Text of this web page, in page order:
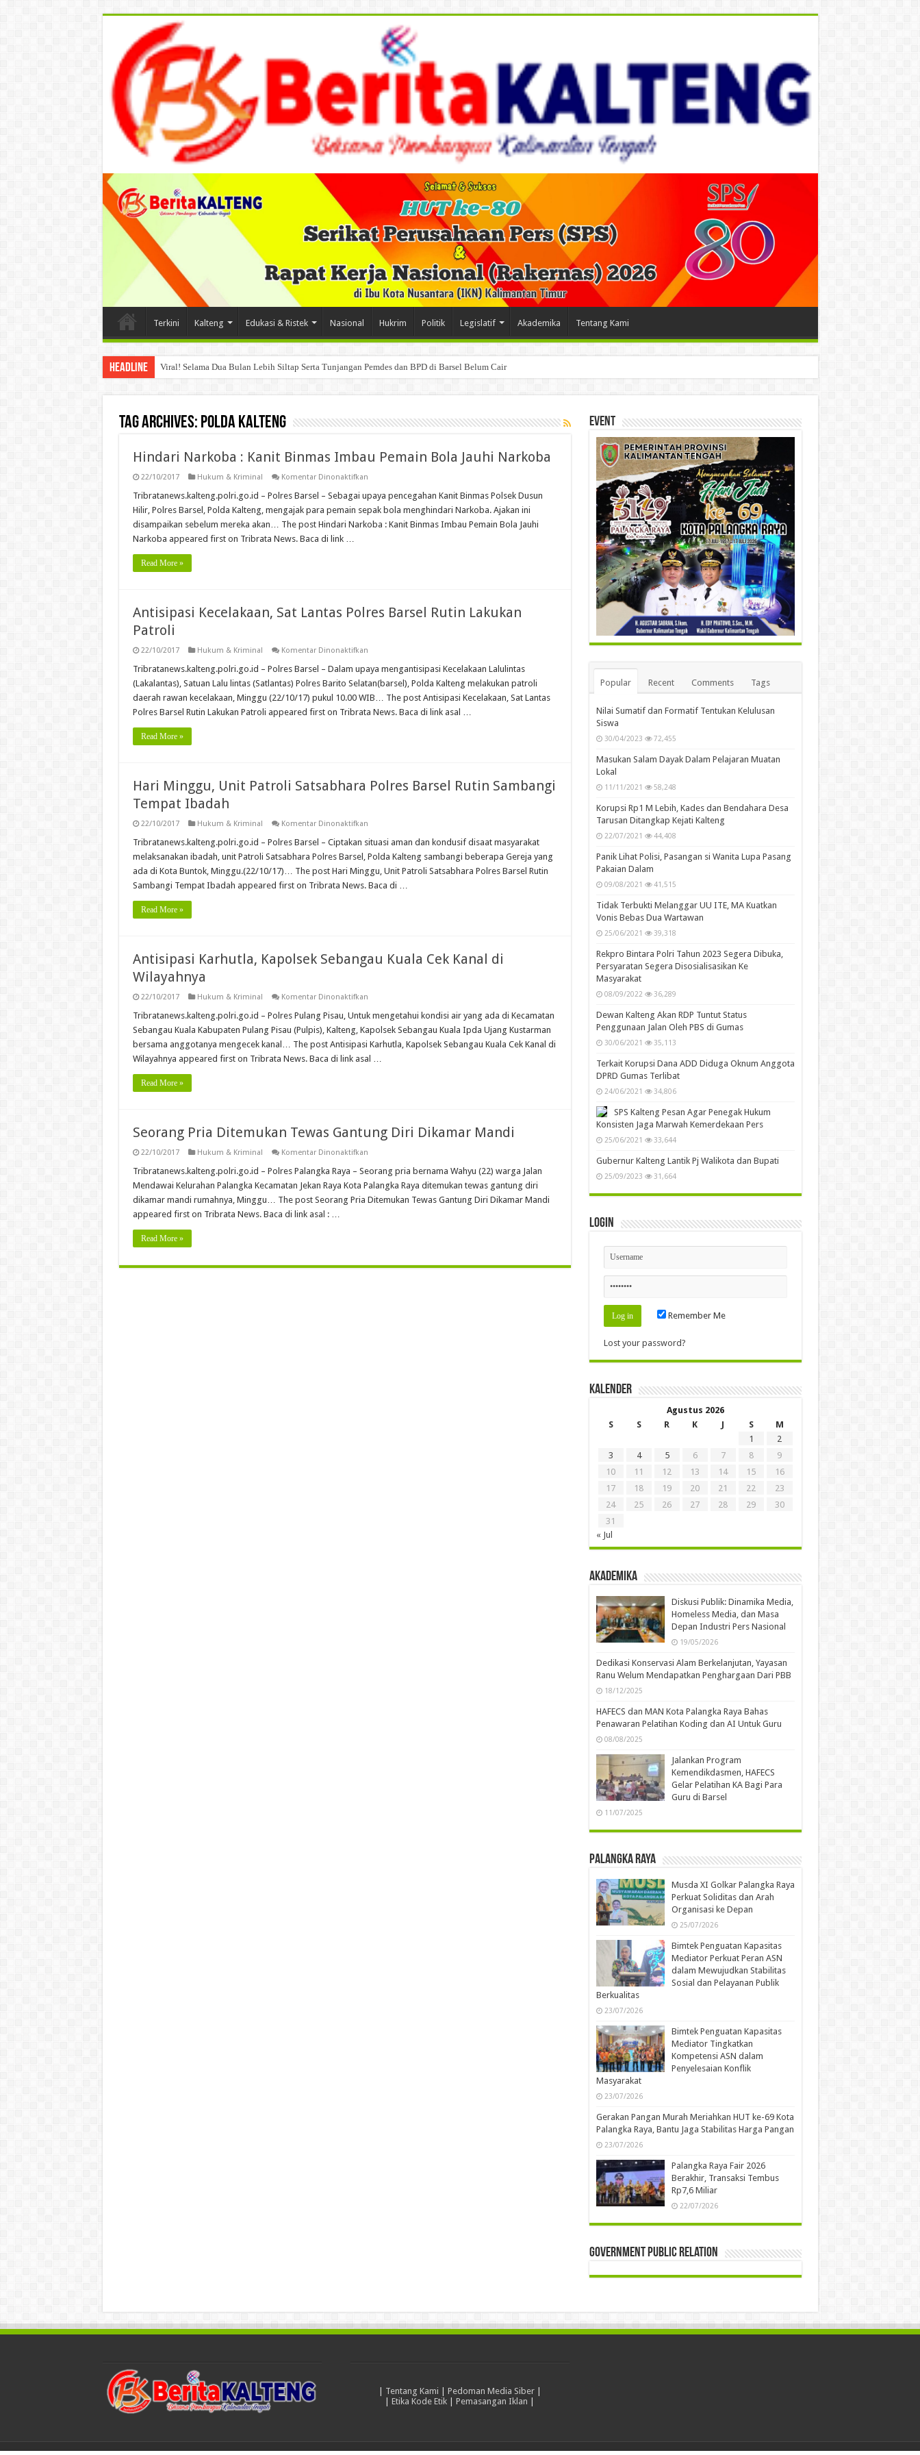
Terkini Kalteng Edukasi & Ristek Nasional Hukrim Politik Legislatif Akademika Tentang Kami
Headline Viral! Selama Dua Bulan Lebih Siltap Serta Tunjangan Pemdes dan BPD di Barsel Belum Cair
Tag Archives: Polda Kalteng
Hindari Narkoba : Kanit Binmas Imbau Pemain Bola Jauhi Narkoba
22/10/2017 Hukum & Kriminal Komentar Dinonaktifkanpada
Narkoba
:
Kanit
Binmas
Imbau
Tribratanews.kalteng.polri.go.id – Polres Barsel – Sebagai upaya pencegahan Kanit Binmas Polsek Dusun
Hilir, Polres Barsel, Polda Kalteng, mengajak para pemain sepak bola menghindari Narkoba. Ajakan ini
disampaikan sebelum mereka akan… The post Hindari Narkoba : Kanit Binmas Imbau Pemain Bola Jauhi
Narkoba appeared first on Tribrata News. Baca di link …
Read More »
Antisipasi Kecelakaan, Sat Lantas Polres Barsel Rutin Lakukan
Patroli
22/10/2017 Hukum & Kriminal Komentar Dinonaktifkanpada
Kecelakaan,
Sat
Lantas
Polres
Barsel
Rutin
Tribratanews.kalteng.polri.go.id – Polres Barsel – Dalam upaya mengantisipasi Kecelakaan Lalulintas
(Lakalantas), Satuan Lalu lintas (Satlantas) Polres Barito Selatan(barsel), Polda Kalteng melakukan patroli
daerah rawan kecelakaan, Minggu (22/10/17) pukul 10.00 WIB… The post Antisipasi Kecelakaan, Sat Lantas
Polres Barsel Rutin Lakukan Patroli appeared first on Tribrata News. Baca di link asal …
Read More »
Hari Minggu, Unit Patroli Satsabhara Polres Barsel Rutin Sambangi
Tempat Ibadah
22/10/2017 Hukum & Kriminal Komentar Dinonaktifkanpada
Minggu,
Patroli
Satsabhara
Polres
Barsel
Tribratanews.kalteng.polri.go.id – Polres Barsel – Ciptakan situasi aman dan kondusif disaat masyarakat
melaksanakan ibadah, unit Patroli Satsabhara Polres Barsel, Polda Kalteng sambangi beberapa Gereja yang
ada di Kota Buntok, Minggu.(22/10/17)… The post Hari Minggu, Unit Patroli Satsabhara Polres Barsel Rutin
Sambangi Tempat Ibadah appeared first on Tribrata News. Baca di …
Read More »
Antisipasi Karhutla, Kapolsek Sebangau Kuala Cek Kanal di
Wilayahnya
22/10/2017 Hukum & Kriminal Komentar Dinonaktifkanpada
Karhutla,
Kapolsek
Sebangau
Kuala
Cek
Kanal
Tribratanews.kalteng.polri.go.id – Polres Pulang Pisau, Untuk mengetahui kondisi air yang ada di Kecamatan
Sebangau Kuala Kabupaten Pulang Pisau (Pulpis), Kalteng, Kapolsek Sebangau Kuala Ipda Ujang Kustarman
bersama anggotanya mengecek kanal… The post Antisipasi Karhutla, Kapolsek Sebangau Kuala Cek Kanal di
Wilayahnya appeared first on Tribrata News. Baca di link asal …
Read More »
Seorang Pria Ditemukan Tewas Gantung Diri Dikamar Mandi
22/10/2017 Hukum & Kriminal Komentar Dinonaktifkanpada
Pria
Ditemukan
Tewas
Gantung
Diri
Tribratanews.kalteng.polri.go.id – Polres Palangka Raya – Seorang pria bernama Wahyu (22) warga Jalan
Mendawai Kelurahan Palangka Kecamatan Jekan Raya Kota Palangka Raya ditemukan tewas gantung diri
dikamar mandi rumahnya, Minggu… The post Seorang Pria Ditemukan Tewas Gantung Diri Dikamar Mandi
appeared first on Tribrata News. Baca di link asal : …
Read More »
Event
Popular Recent Comments Tags
Nilai Sumatif dan Formatif Tentukan Kelulusan
Siswa
30/04/2023 72,455
Masukan Salam Dayak Dalam Pelajaran Muatan
Lokal
11/11/2021 58,248
Korupsi Rp1 M Lebih, Kades dan Bendahara Desa
Tarusan Ditangkap Kejati Kalteng
22/07/2021 44,408
Panik Lihat Polisi, Pasangan si Wanita Lupa Pasang
Pakaian Dalam
09/08/2021 41,515
Tidak Terbukti Melanggar UU ITE, MA Kuatkan
Vonis Bebas Dua Wartawan
25/06/2021 39,318
Rekpro Bintara Polri Tahun 2023 Segera Dibuka,
Persyaratan Segera Disosialisasikan Ke
Masyarakat
08/09/2022 36,289
Dewan Kalteng Akan RDP Tuntut Status
Penggunaan Jalan Oleh PBS di Gumas
30/06/2021 35,113
Terkait Korupsi Dana ADD Diduga Oknum Anggota
DPRD Gumas Terlibat
24/06/2021 34,806
SPS Kalteng Pesan Agar Penegak Hukum
Konsisten Jaga Marwah Kemerdekaan Pers
25/06/2021 33,644
Gubernur Kalteng Lantik Pj Walikota dan Bupati
25/09/2023 31,664
Login
Remember Me
Lost your password?
Kalender
Agustus 2026
S
S R K J S
M
1
2
3
4 5 6 7 8
9
10
11 12 13 14 15
16
17
18 19 20 21 22
23
24
25 26 27 28 29
30
31
« Jul
Akademika
Diskusi Publik: Dinamika Media,
Homeless Media, dan Masa
Depan Industri Pers Nasional
19/05/2026
Dedikasi Konservasi Alam Berkelanjutan, Yayasan
Ranu Welum Mendapatkan Penghargaan Dari PBB
18/12/2025
HAFECS dan MAN Kota Palangka Raya Bahas
Penawaran Pelatihan Koding dan AI Untuk Guru
08/08/2025
Jalankan Program
Kemendikdasmen, HAFECS
Gelar Pelatihan KA Bagi Para
Guru di Barsel
11/07/2025
Palangka Raya
Musda XI Golkar Palangka Raya
Perkuat Soliditas dan Arah
Organisasi ke Depan
25/07/2026
Bimtek Penguatan Kapasitas
Mediator Perkuat Peran ASN
dalam Mewujudkan Stabilitas
Sosial dan Pelayanan Publik
Berkualitas
23/07/2026
Bimtek Penguatan Kapasitas
Mediator Tingkatkan
Kompetensi ASN dalam
Penyelesaian Konflik
Masyarakat
23/07/2026
Gerakan Pangan Murah Meriahkan HUT ke-69 Kota
Palangka Raya, Bantu Jaga Stabilitas Harga Pangan
23/07/2026
Palangka Raya Fair 2026
Berakhir, Transaksi Tembus
Rp7,6 Miliar
22/07/2026
Government Public Relation
| Tentang Kami | Pedoman Media Siber|
|Etika Kode Etik |Pemasangan Iklan |